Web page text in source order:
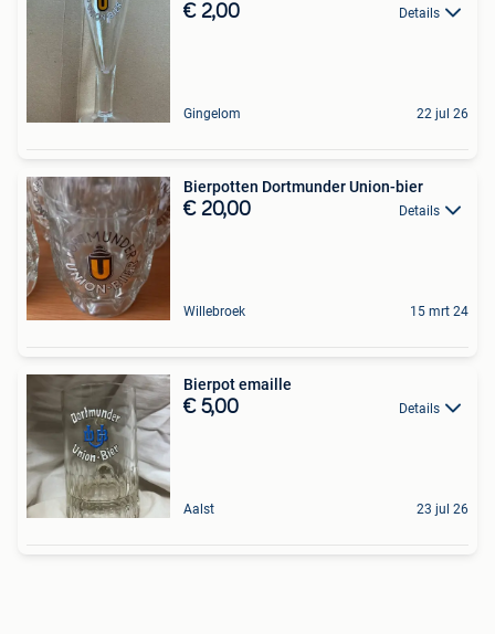
€ 2,00 Details
Gingelom 22 jul 26
Bierpotten Dortmunder Union-bier
€ 20,00 Details
Willebroek 15 mrt 24
Bierpot emaille
€ 5,00 Details
Aalst 23 jul 26